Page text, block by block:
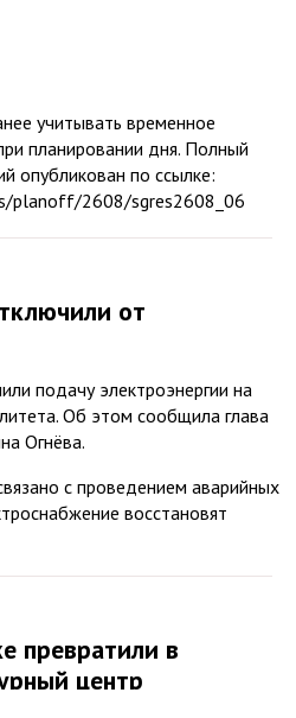
учитывать временное
планировании дня. Полный
опубликован по ссылке:
planoff/2608/sgres2608_06
от
подачу электроэнергии на
Об этом сообщила глава
Огнёва.
с проведением аварийных
восстановят
превратили в
центр